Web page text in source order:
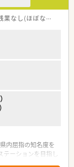
業なし(ほぼなし含む)
内屈指の知名度を
ーションを目指し